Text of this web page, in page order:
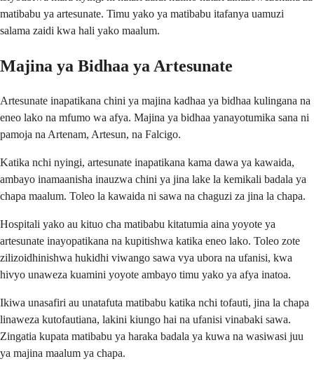
matibabu ya artesunate. Timu yako ya matibabu itafanya uamuzi
salama zaidi kwa hali yako maalum.
Majina ya Bidhaa ya Artesunate
Artesunate inapatikana chini ya majina kadhaa ya bidhaa kulingana na
eneo lako na mfumo wa afya. Majina ya bidhaa yanayotumika sana ni
pamoja na Artenam, Artesun, na Falcigo.
Katika nchi nyingi, artesunate inapatikana kama dawa ya kawaida,
ambayo inamaanisha inauzwa chini ya jina lake la kemikali badala ya
chapa maalum. Toleo la kawaida ni sawa na chaguzi za jina la chapa.
Hospitali yako au kituo cha matibabu kitatumia aina yoyote ya
artesunate inayopatikana na kupitishwa katika eneo lako. Toleo zote
zilizoidhinishwa hukidhi viwango sawa vya ubora na ufanisi, kwa
hivyo unaweza kuamini yoyote ambayo timu yako ya afya inatoa.
Ikiwa unasafiri au unatafuta matibabu katika nchi tofauti, jina la chapa
linaweza kutofautiana, lakini kiungo hai na ufanisi vinabaki sawa.
Zingatia kupata matibabu ya haraka badala ya kuwa na wasiwasi juu
ya majina maalum ya chapa.